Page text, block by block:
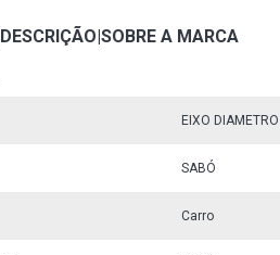
DESCRIÇÃO|SOBRE A MARCA
EIXO
SABÓ
Carro